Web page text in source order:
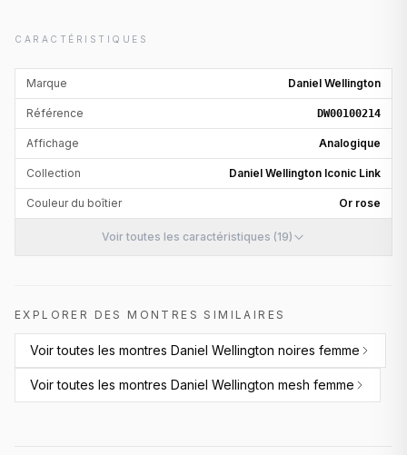
CARACTÉRISTIQUES
Marque Daniel Wellington
Référence DW00100214
Affichage Analogique
Collection Daniel Wellington Iconic Link
Couleur du boîtier Or rose
Voir toutes les caractéristiques (19)
EXPLORER DES MONTRES SIMILAIRES
Voir toutes les montres Daniel Wellington noires femme
Voir toutes les montres Daniel Wellington mesh femme